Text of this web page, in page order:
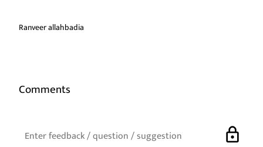
Ranveer allahbadia
Comments
lock